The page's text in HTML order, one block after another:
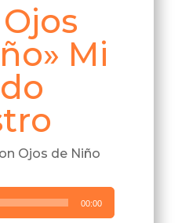
Mi
Ojos de Niño
00:00